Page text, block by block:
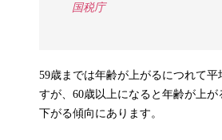
国税庁
59歳までは年齢が上がるにつれて平
すが、60歳以上になると年齢が上が
下がる傾向にあります。